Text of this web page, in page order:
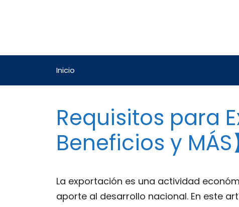
Inicio
Requisitos para
Beneficios y MÁS
La exportación es una actividad
aporte al desarrollo nacional. En este